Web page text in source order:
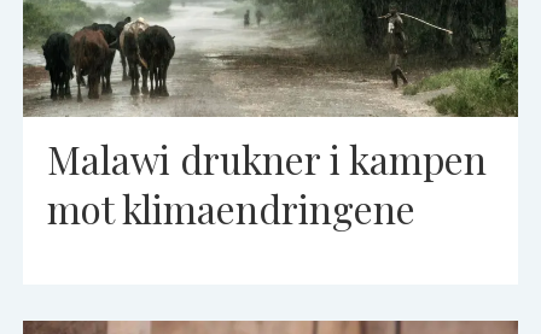
Malawi drukner i kampen
mot klimaendringene